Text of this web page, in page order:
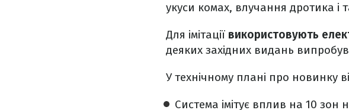
укуси комах, влучання дротика і
Для імітації використовують
деяких західних видань
У технічному плані про новинку
Система імітує вплив на 10 зон